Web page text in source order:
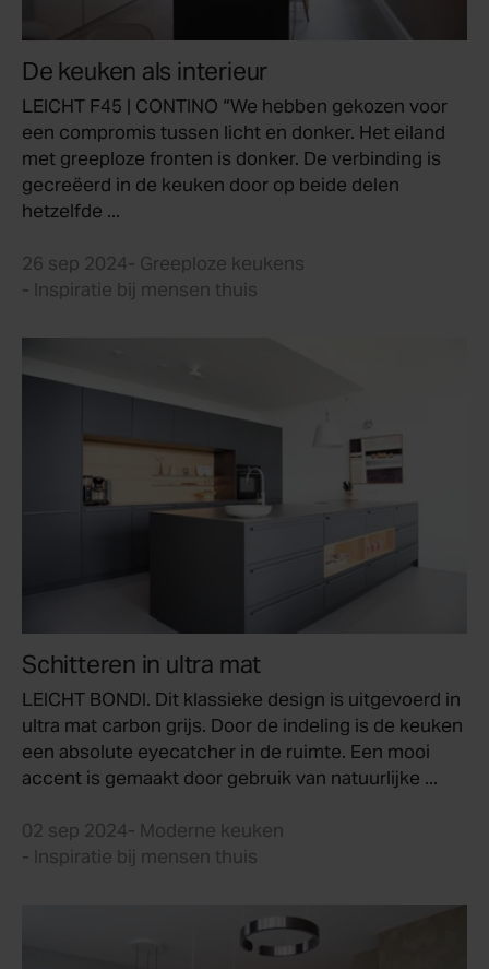
De keuken als interieur
LEICHT F45 | CONTINO “We hebben gekozen voor
een compromis tussen licht en donker. Het eiland
met greeploze fronten is donker. De verbinding is
gecreëerd in de keuken door op beide delen
hetzelfde ...
26 sep 2024- Greeploze keukens
- Inspiratie bij mensen thuis
Schitteren in ultra mat
LEICHT BONDI. Dit klassieke design is uitgevoerd in
ultra mat carbon grijs. Door de indeling is de keuken
een absolute eyecatcher in de ruimte. Een mooi
accent is gemaakt door gebruik van natuurlijke ...
02 sep 2024- Moderne keuken
- Inspiratie bij mensen thuis